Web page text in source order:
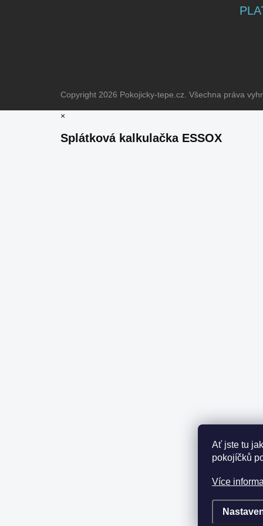
Ať jste tu
pokojíčků
Více
Copyright 2026 Pokojicky-tepe.cz . Všechna práva
×
Splátková kalkulačka ESSOX